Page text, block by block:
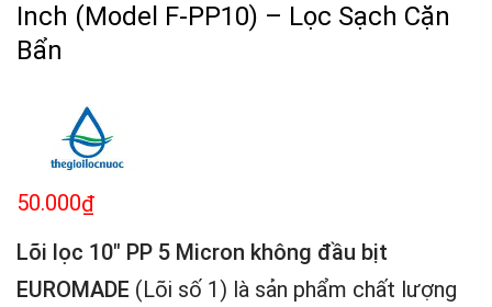
Inch (Model F-PP10) – Lọc Sạch Cặn
Bẩn
50.000₫
Lõi lọc 10″ PP 5 Micron không đầu bịt
EUROMADE (Lõi số 1) là sản phẩm chất lượng